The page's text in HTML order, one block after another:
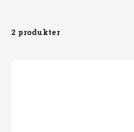
2 produkter